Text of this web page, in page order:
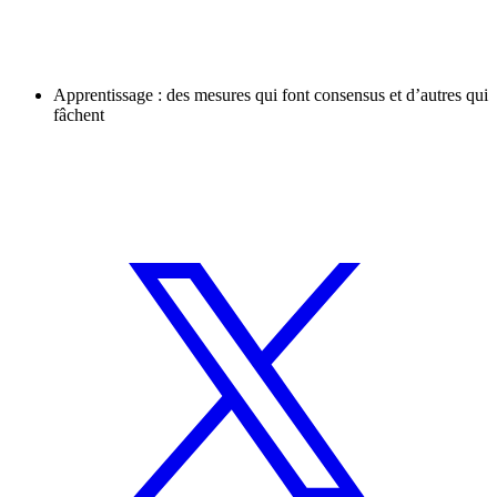
Apprentissage : des mesures qui font consensus et d’autres qui
fâchent